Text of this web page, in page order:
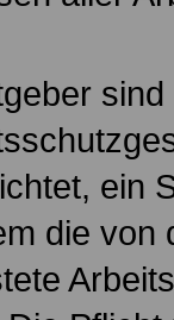
ein
die von